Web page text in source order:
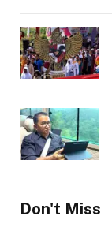
Don't Miss